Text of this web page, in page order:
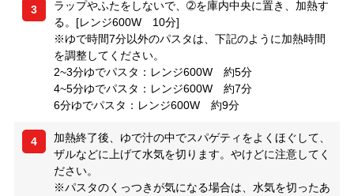
3
ラップやふたをしないで、➁を庫内中央に置き、加熱す
る。[レンジ600W 10分]
※ゆで時間7分以外のパスタは、下記のように加熱時間
を調整してください。
2~3分ゆでパスタ：レンジ600W 約5分
4~5分ゆでパスタ：レンジ600W 約7分
6分ゆでパスタ：レンジ600W 約9分
4
加熱終了後、ゆで汁の中でスパゲティをよくほぐして、
ザルなどに上げて水気を切ります。やけどに注意してく
ださい。
※パスタのくっつきが気になる場合は、水気を切ったあ